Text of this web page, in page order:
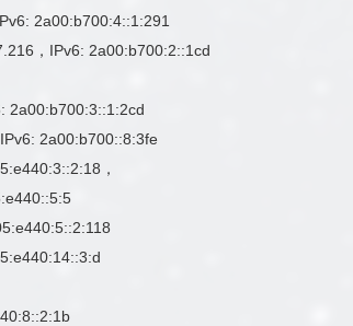
2a00:b700:4::1:291
，IPv6: 2a00:b700:2::1cd
2a00:b700:3::1:2cd
2a00:b700::8:3fe
，